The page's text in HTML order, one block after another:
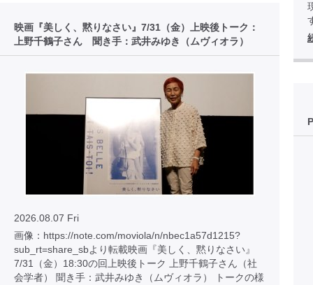
映画『美しく、黙りなさい』7/31（金）上映後トーク：
上野千鶴子さん 聞き手：武井みゆき（ムヴィオラ）
2026.08.07 Fri
画像：https://note.com/moviola/n/nbec1a57d1215?
sub_rt=share_sbより転載映画『美しく、黙りなさい』
7/31（金）18:30の回上映後トーク 上野千鶴子さん（社
会学者） 聞き手：武井みゆき（ムヴィオラ） トークの様